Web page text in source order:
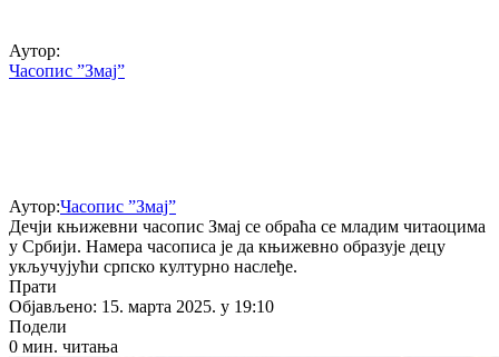
Аутор:
Часопис ”Змај”
Аутор:Часопис ”Змај”
Дечји књижевни часопис Змај се обраћа се младим читаоцима
у Србији. Намера часописа је да књижевно образује децу
укључујући српско културно наслеђе.
Прати
Објављено: 15. марта 2025. у 19:10
Подели
0 мин. читања